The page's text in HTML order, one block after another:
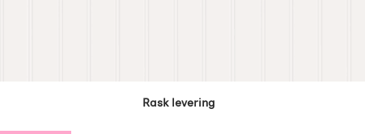
Rask levering